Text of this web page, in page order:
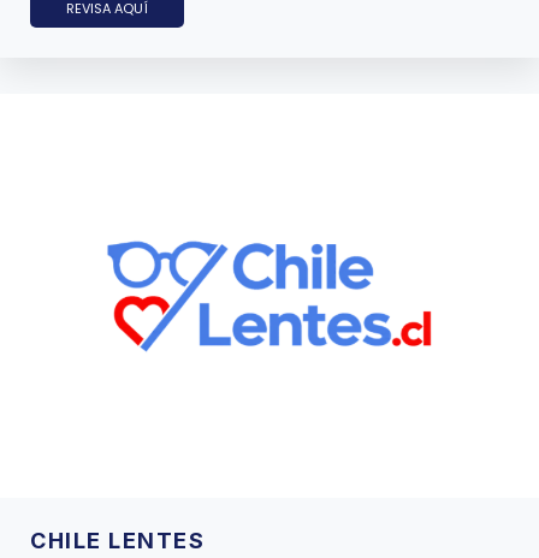
REVISA AQUÍ
CHILE LENTES